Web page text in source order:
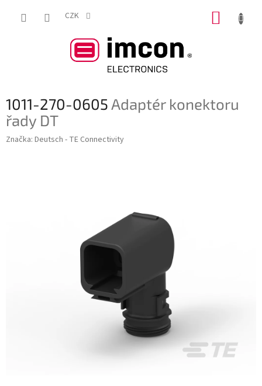
CZK
1011-270-0605Adaptér konektoru
řady DT
Značka: Deutsch - TE Connectivity